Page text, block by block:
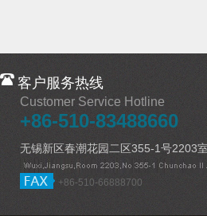
客户服务热线
Customer Service Hotline
+86-510-83488660
无锡新区春潮花园二区355-1号2203室
+86-510-66888700